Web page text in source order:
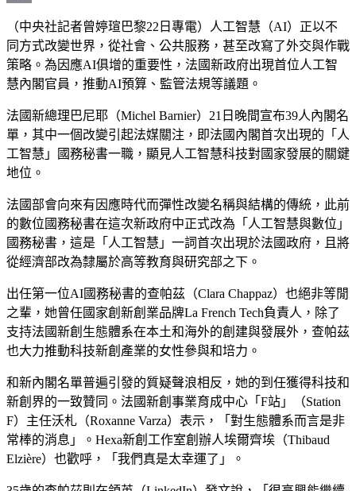
（中央社記者曾婷瑄巴黎22日專電）人工智慧（AI）正以不
同方式改變世界，從社會、公共服務，甚至改寫了外交與作戰
策略。為因應AI俱增的重要性，法國新政府出現首位人工智
慧內閣官員，推動AI預算、監管法規等議題。
法國新總理巴尼耶（Michel Barnier）21日晚間宣布39人內閣名
單，其中一個改變引起法媒關注，即法國內閣首次出現的「人
工智慧」國務秘書一職，顯見人工智慧科技對國家發展的關鍵
地位。
法國部會向來有因應時代而彈性改變名稱與結構的傳統，此前
的數位國務秘書在這次新政府中正式改為「人工智慧與數位」
國務秘書，這是「人工智慧」一詞首次出現於法國政府，且將
從經濟部改為隸屬於高等教育與研究部之下。
出任第一位AI國務秘書的查帕茲（Clara Chappaz）也絕非等閒
之輩，她曾任國家創新創業品牌La French Tech負責人，除了
支持法國新創生態體系在本土和海外的創建與發展外，查帕茲
也大力推動科技新創產業的女性參與和培力。
和新內閣名單普遍引發的質疑聲浪相反，她的到任獲得科技和
新創界的一致贊同。法國新創事業育成中心「F站」（Station
F）主任沃札（Roxanne Varza）表示，「對生態體系而言是非
常棒的消息」。Hexa新創工作室創辦人埃爾齊埃（Thibaud
Elzière）也歡呼，「我們真是太幸運了」。